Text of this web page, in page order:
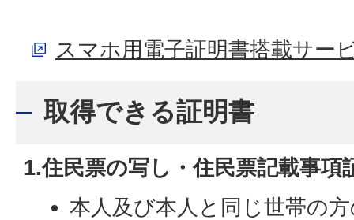
スマホ用電子証明書搭載サー
取得できる証明書
1.住民票の写し・住民票記載事項
本人及び本人と同じ世帯の